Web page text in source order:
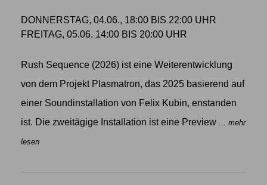
DONNERSTAG, 04.06., 18:00 BIS 22:00 UHR
FREITAG, 05.06. 14:00 BIS 20:00 UHR
Rush Sequence (2026) ist eine Weiterentwicklung
von dem Projekt Plasmatron, das 2025 basierend auf
einer Soundinstallation von Felix Kubin, enstanden
ist. Die zweitägige Installation ist eine Preview ... mehr
lesen